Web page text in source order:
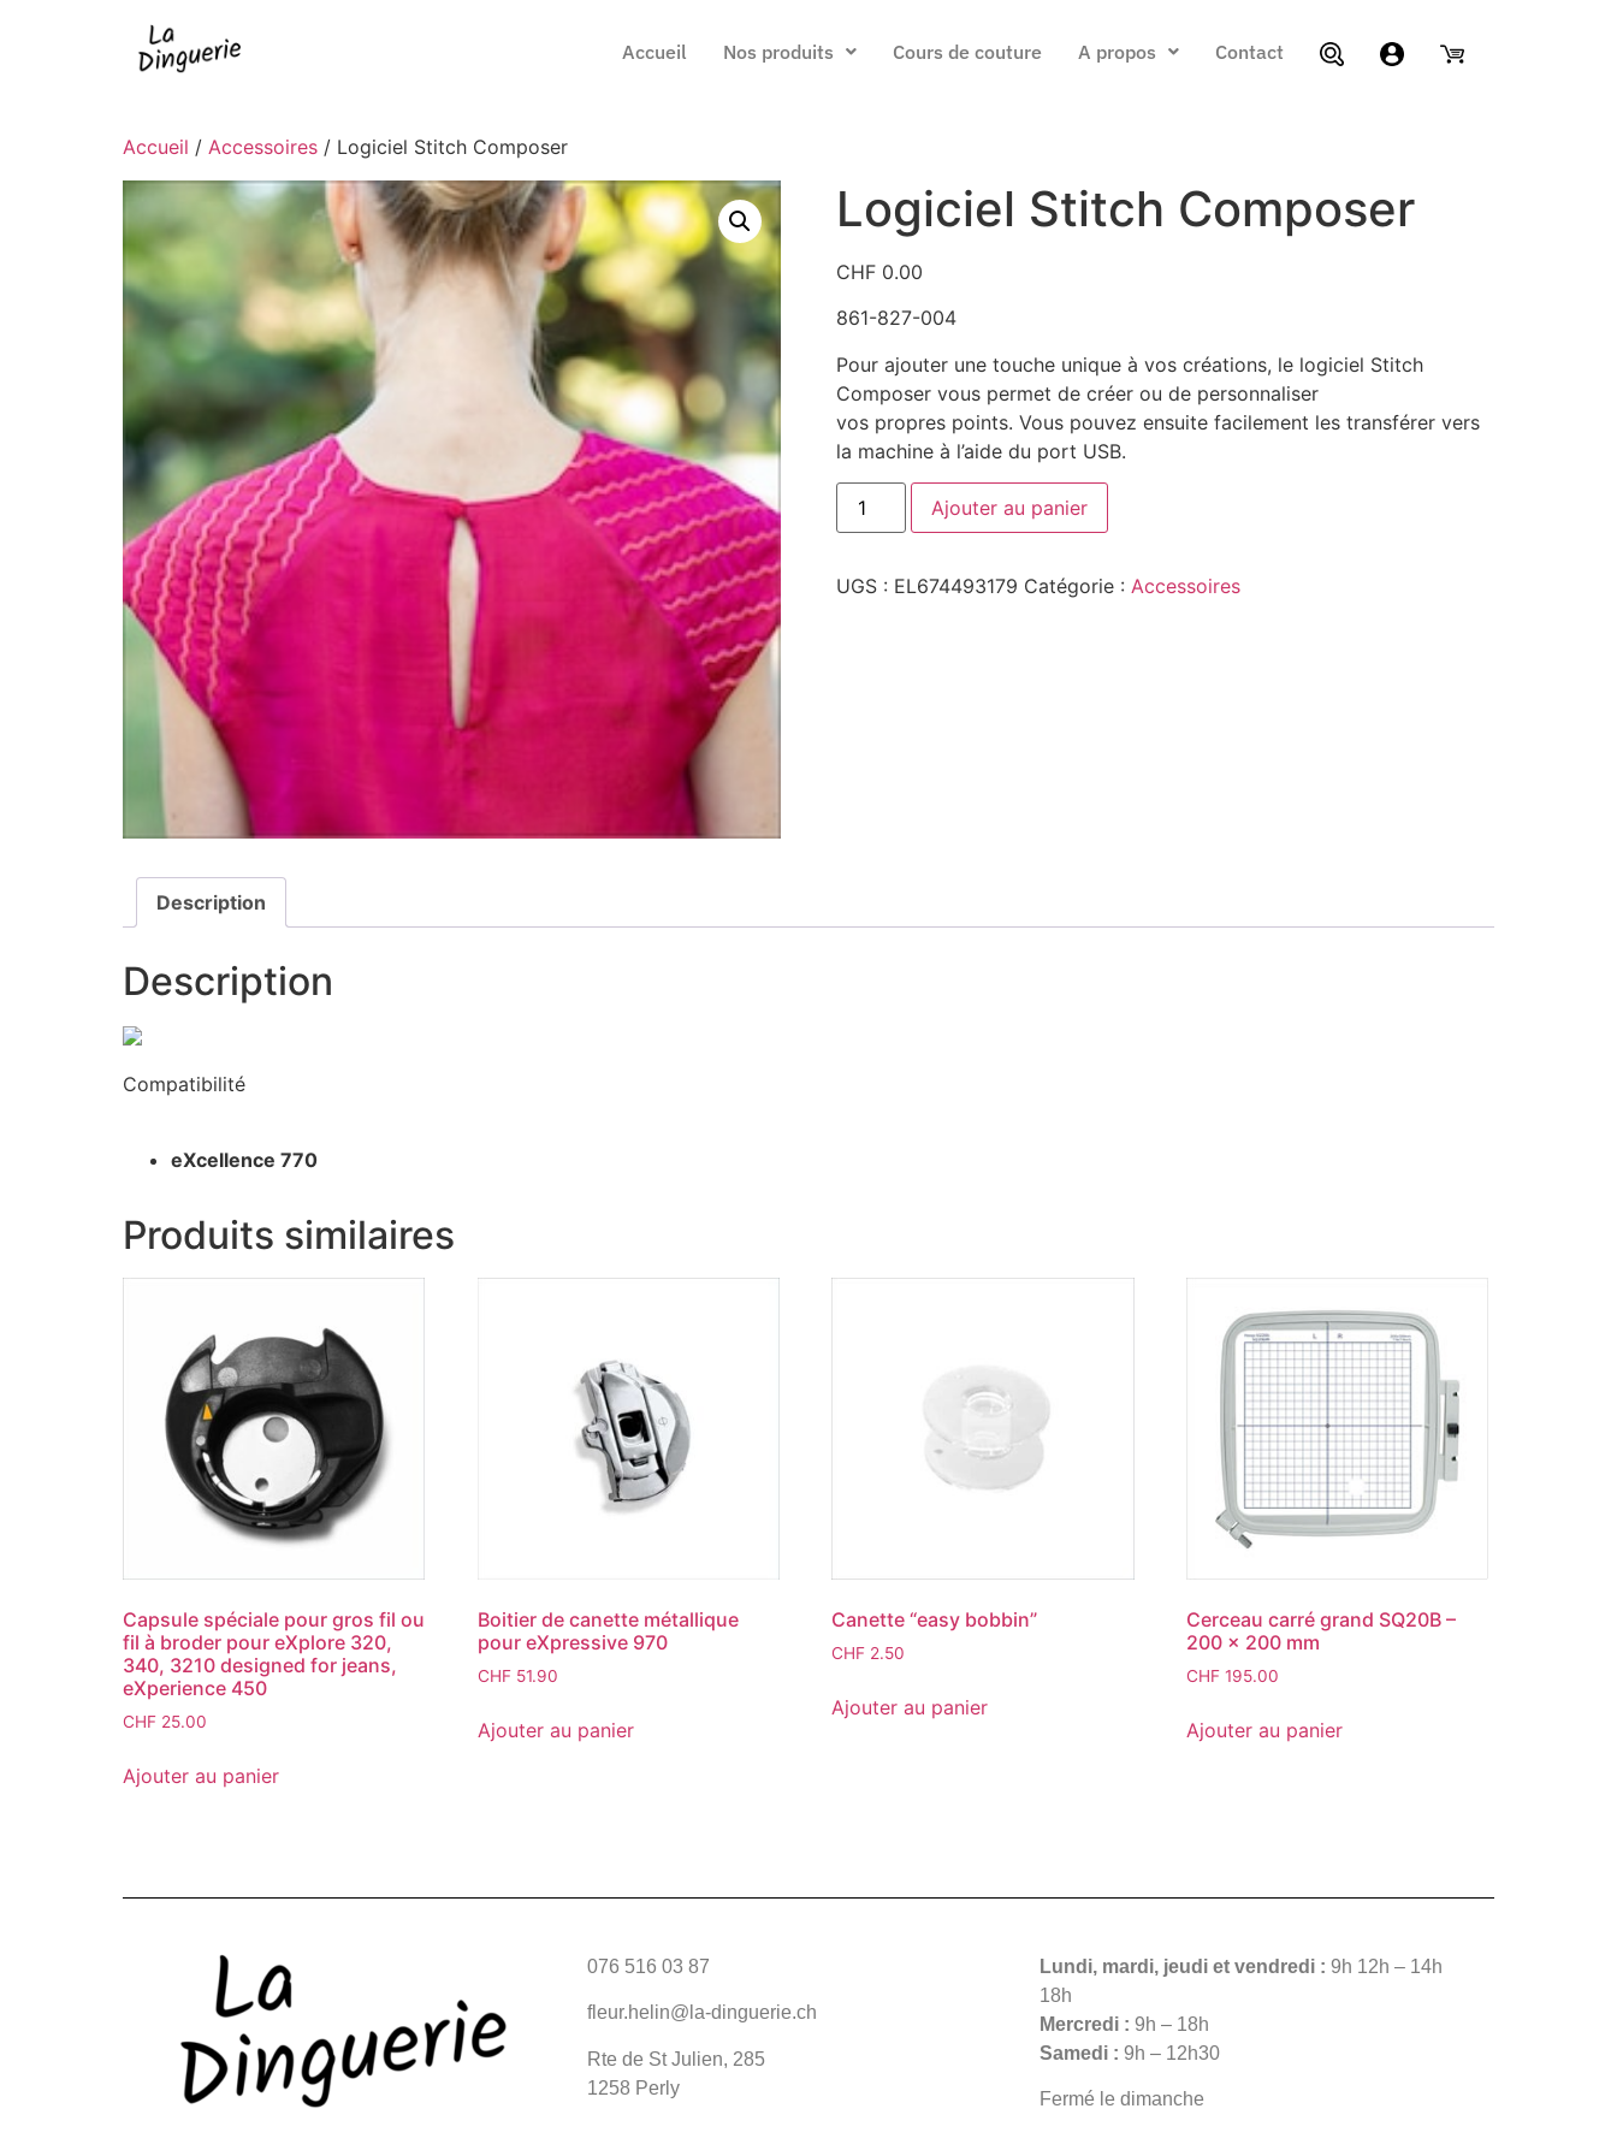
Accueil Nos produits Cours de couture A propos Contact
Accueil / Accessoires / Logiciel Stitch Composer
Logiciel Stitch Composer
CHF0.00
861-827-004
Pour ajouter une touche unique à vos créations, le logiciel Stitch
Composer vous permet de créer ou de personnaliser
vos propres points. Vous pouvez ensuite facilement les transférer vers
la machine à l’aide du port USB.
Ajouter au panier
UGS : EL674493179 Catégorie : Accessoires
Description
Description
Compatibilité
eXcellence 770
Produits similaires
Capsule spéciale pour gros fil ou
fil à broder pour eXplore 320,
340, 3210 designed for jeans,
eXperience 450
CHF 25.00
Ajouter au panier
Boitier de canette métallique
pour eXpressive 970
CHF51.90
Ajouter au panier
Canette “easy bobbin”
CHF 2.50
Ajouter au panier
Cerceau carré grand SQ20B –
200 x 200 mm
CHF 195.00
Ajouter au panier
076 516 03 87
fleur.helin@la-dinguerie.ch
Rte de St Julien, 285
1258 Perly
Lundi, mardi, jeudi et vendredi : 9h 12h – 14h
18h
Mercredi : 9h – 18h
Samedi : 9h – 12h30
Fermé le dimanche